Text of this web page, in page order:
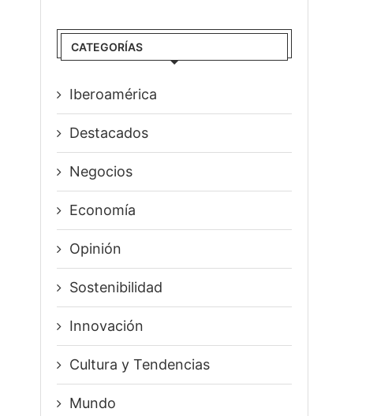
CATEGORÍAS
Iberoamérica
Destacados
Negocios
Economía
Opinión
Sostenibilidad
Innovación
⁠Cultura y Tendencias
Mundo